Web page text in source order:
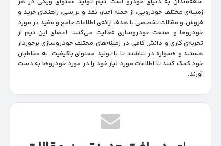
زمینه‌‌ی مختلف خودرویی، از جمله اخبار، نقد و بررسی، راهنمای خرید و
فروش، و مقالات تخصصی با هدف ارائه‌ی اطلاعات جامع و مفید در مورد
خودروها و صنعت خودروسازی فعالیت می‌کنند. اعضای این تیم از
تجربه‌ی کاری و دانش کافی در زمینه‌های مختلف خودروسازی برخوردار
هستند و همواره در تلاشند تا با تولید محتوای باکیفیت، به مخاطبان
خود کمک کنند تا اطلاعات مورد نیاز خود را در مورد خودروها به دست
آورند.